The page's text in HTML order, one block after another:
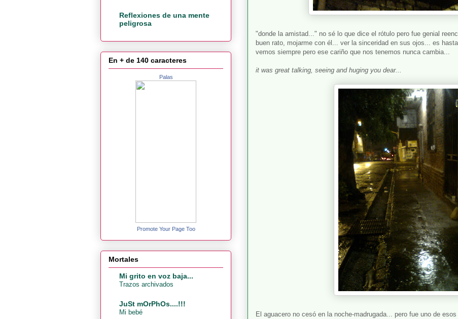
"donde la amistad..." no sé lo que dice el rótulo pero fue genial
buen rato, mojarme con él... ver la sinceridad en sus ojos... es
vemos siempre pero ese cariño que nos tenemos nunca cambia...
it was great talking, seeing and huging you dear...
El aguacero no cesó en la noche-madrugada... pero fue uno de
Reflexiones de una mente
peligrosa
En + de 140 caracteres
Palas
Promote Your Page Too
Mortales
Mi grito en voz baja...
Trazos archivados
JuSt mOrPhOs....!!!
Mi bebé